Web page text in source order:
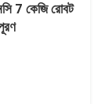
7 কেজি রোবট